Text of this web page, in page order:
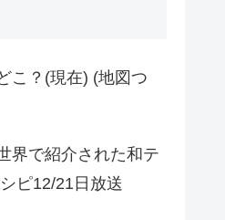
こ？(現在) (地図つ
界で紹介された和テ
ピ12/21日放送